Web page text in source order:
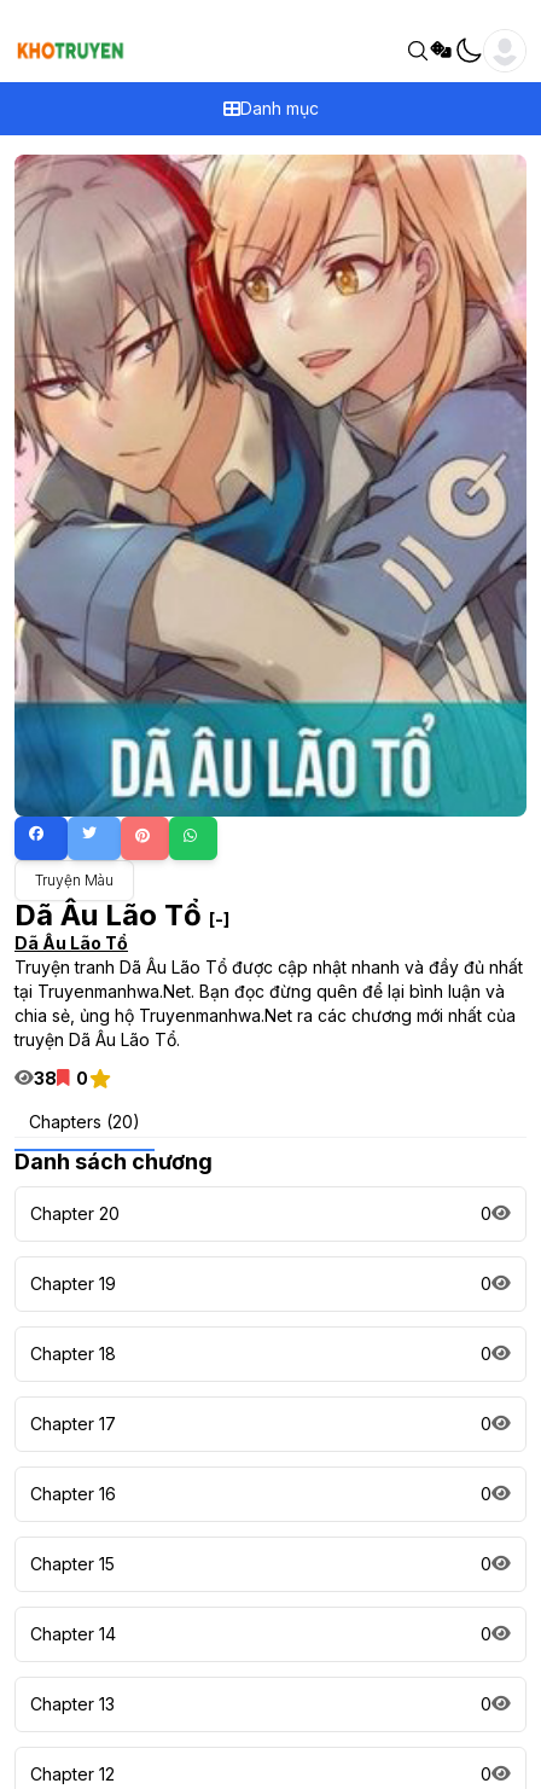
Danh mục
Truyện Màu
Dã Âu Lão Tổ [-]
Dã Âu Lão Tổ
Truyện tranh Dã Âu Lão Tổ được cập nhật nhanh và đầy đủ nhất
tại Truyenmanhwa.Net. Bạn đọc đừng quên để lại bình luận và
chia sẻ, ủng hộ Truyenmanhwa.Net ra các chương mới nhất của
truyện Dã Âu Lão Tổ.
38
0
Chapters (20)
Danh sách chương
Chapter 20 0
Chapter 19 0
Chapter 18 0
Chapter 17 0
Chapter 16 0
Chapter 15 0
Chapter 14 0
Chapter 13 0
Chapter 12 0